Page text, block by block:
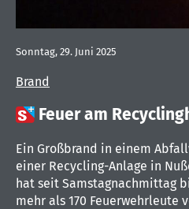
Brand
Sonntag, 29. Juni 2025
 Feuer am
Ein Großbrand in einem
einer Recycling-Anlage in
hat seit Samstagnachmittag
mehr als 170 Feuerwehrleute